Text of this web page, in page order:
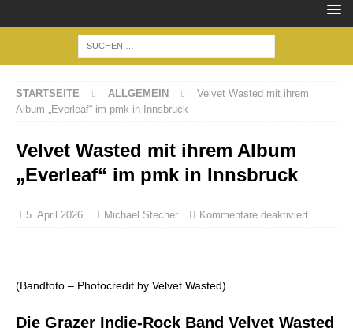
STARTSEITE ALLGEMEIN
Velvet Wasted mit ihrem
Album „Everleaf“ im pmk in Innsbruck
Velvet Wasted mit ihrem Album
„Everleaf“ im pmk in Innsbruck
5. April 2026 Michael Stecher Kommentare deaktiviert
(Bandfoto – Photocredit by Velvet Wasted)
Die Grazer Indie-Rock Band Velvet Wasted